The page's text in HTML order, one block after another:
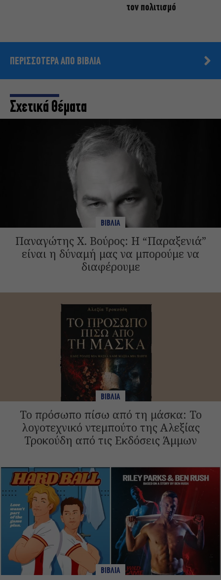
τον πολιτισμό
ΠΕΡΙΣΣΟΤΕΡΑ ΑΠΟ ΒΙΒΛΙΑ
Σχετικά Θέματα
ΒΙΒΛΙΑ
Παναγώτης Χ. Βούρος: Η “Παραξενιά”
είναι η δύναμή μας να μπορούμε να
διαφέρουμε
ΒΙΒΛΙΑ
Το πρόσωπο πίσω από τη μάσκα: Το
λογοτεχνικό ντεμπούτο της Αλεξίας
Τροκούδη από τις Εκδόσεις Άμμων
ΒΙΒΛΙΑ